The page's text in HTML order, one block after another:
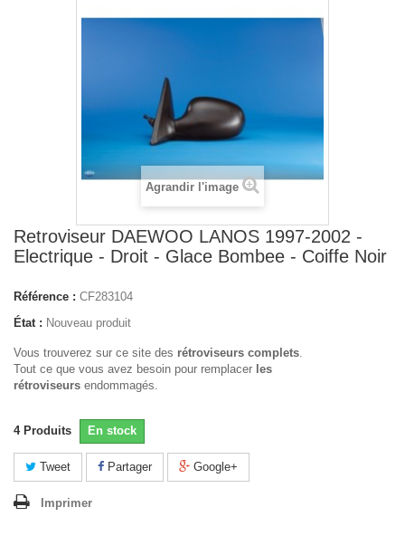
Agrandir l'image
Retroviseur DAEWOO LANOS 1997-2002 -
Electrique - Droit - Glace Bombee - Coiffe Noir
Référence : CF283104
État : Nouveau produit
Vous trouverez sur ce site des rétroviseurs complets.
Tout ce que vous avez besoin pour remplacer les
rétroviseurs endommagés.
4 Produits En stock
Tweet Partager Google+
Imprimer